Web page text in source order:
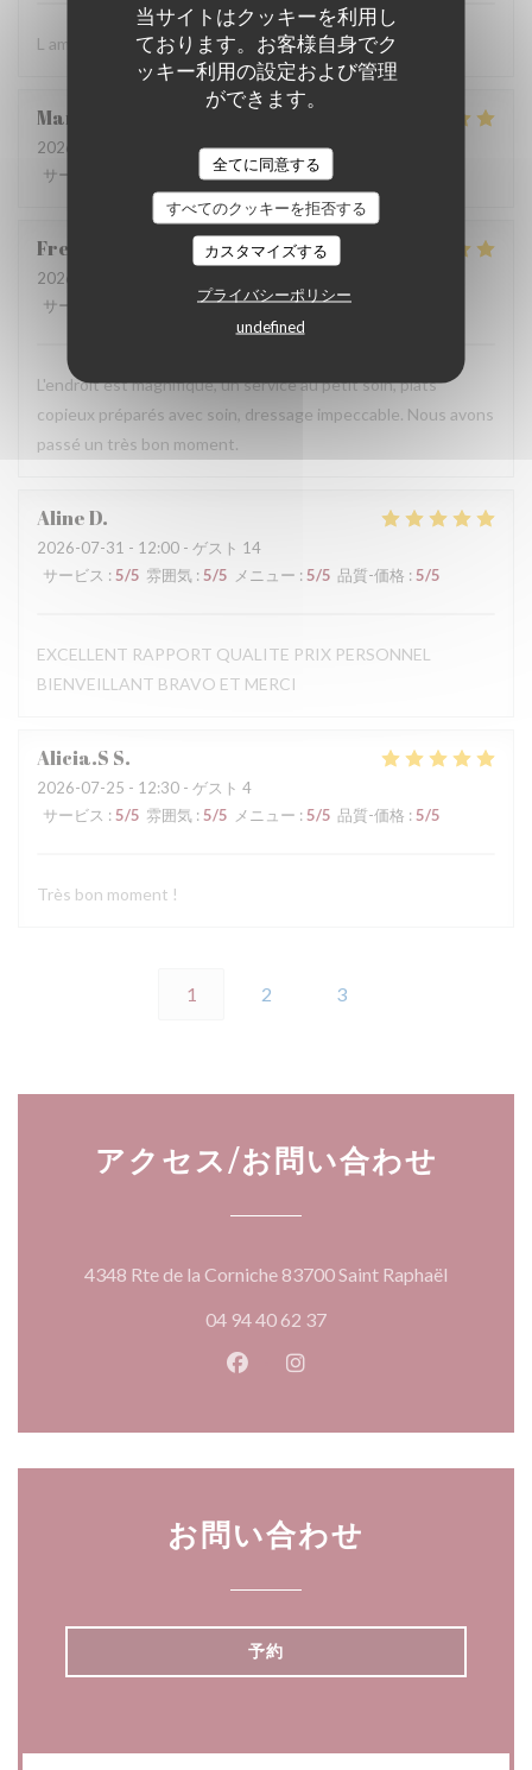
当サイトはクッキーを利用し
ております。お客様自身でク
ッキー利用の設定および管理
ができます。
全てに同意する
すべてのクッキーを拒否する
カスタマイズする
プライバシーポリシー
undefined
L ambiance les plats L’équipe
Maryse
2026-07-31
- 19:00 - ゲスト 4
サービス
: 5/5 メニュー:5/5
Frederic
2026-07-31
サービス
:5/5 メニュー:5/5 品質-価格
L'endroit est magnifique, un service au petit soin, plats
copieux préparés avec soin, dressage impeccable. Nous avons
passé un très bon moment.
AlineD
2026-07-31 - 12:00 - ゲスト 14
サービス : 5/5 雰囲気 : 5/5 メニュー : 5/5 品質-価格 : 5/5
EXCELLENT RAPPORT QUALITE PRIX PERSONNEL
BIENVEILLANT BRAVO ET MERCI
Alicia.S S
2026-07-25 - 12:30 - ゲスト 4
サービス : 5/5 雰囲気 : 5/5 メニュー : 5/5 品質-価格 : 5/5
Très bon moment !
1 2 3
アクセス/お問い合わせ
4348 Rte de la Corniche 83700 Saint Raphaël
04 94 40 62 37
Facebook ((新しいウィンドウ
Instagram ((新しいウィ
お問い合わせ
予約